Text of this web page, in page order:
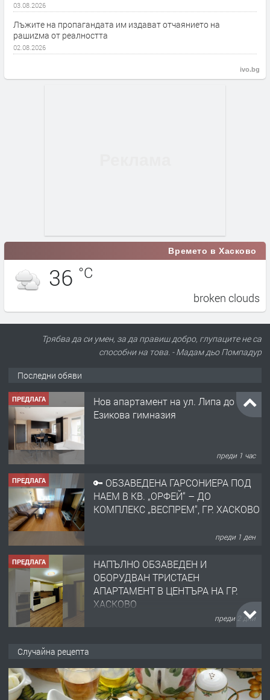
03.08.2026
Лъжите на пропагандата им издават отчаянието на
рашиzма от реалността
02.08.2026
ivo.bg
Времето в Хасково
36 °C
broken clouds
Трябва да си умен, за да правиш добро, глупаците не са
способни на това. - Мадам дьо Помпадур
Последни обяви
ПРЕДЛАГА
Нов апартамент на ул. Липа до
Езикова гимназия
преди 1 час
ПРЕДЛАГА
🔑 ОБЗАВЕДЕНА ГАРСОНИЕРА ПОД
НАЕМ В КВ. „ОРФЕЙ“ – ДО
КОМПЛЕКС „ВЕСПРЕМ“, ГР. ХАСКОВО
преди 1 ден
ПРЕДЛАГА
НАПЪЛНО ОБЗАВЕДЕН И
ОБОРУДВАН ТРИСТАЕН
АПАРТАМЕНТ В ЦЕНТЪРА НА ГР.
ХАСКОВО
преди 2 дни
Случайна рецепта